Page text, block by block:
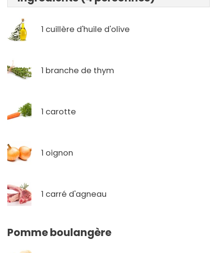
1 cuillère d'huile d'olive
1 branche de thym
1 carotte
1 oignon
1 carré d'agneau
Pomme boulangère